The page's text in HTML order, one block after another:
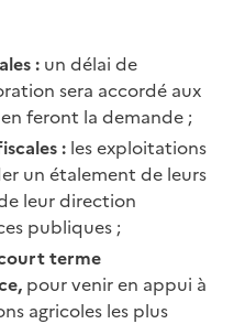
: un délai de
sera accordé aux
feront la demande ;
: les exploitations
un étalement de leurs
leur direction
publiques ;
terme
pour venir en appui à
agricoles les plus